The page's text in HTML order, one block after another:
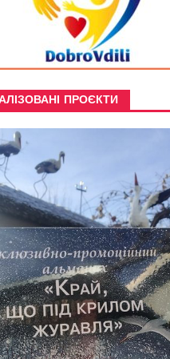
ПРОЄКТИ